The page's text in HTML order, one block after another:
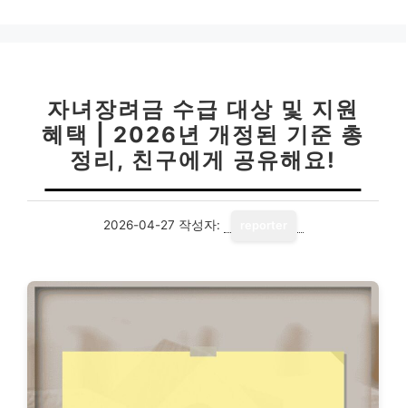
자녀장려금 수급 대상 및 지원
혜택 | 2026년 개정된 기준 총
정리, 친구에게 공유해요!
2026-04-27 작성자: